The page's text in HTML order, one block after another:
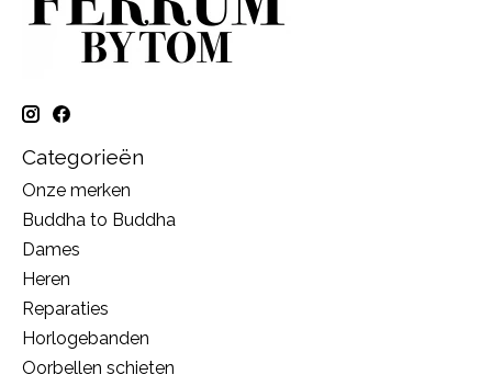
Categorieën
Onze merken
Buddha to Buddha
Dames
Heren
Reparaties
Horlogebanden
Oorbellen schieten